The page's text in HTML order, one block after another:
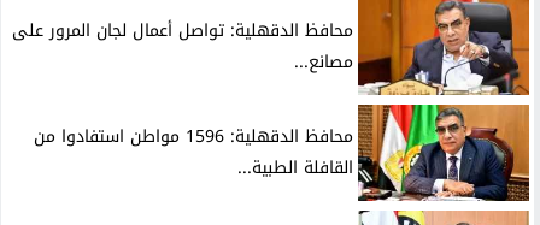
محافظ الدقهلية: تواصل أعمال لجان المرور على
مصانع...
محافظ الدقهلية: 1596 مواطن استفادوا من
القافلة الطبية...